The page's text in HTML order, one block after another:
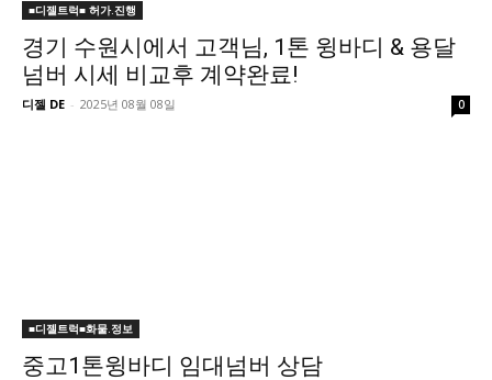
■디젤트럭■ 허가.진행
경기 수원시에서 고객님, 1톤 윙바디 & 용달
넘버 시세 비교후 계약완료!
디젤 DE - 2025년 08월 08일 0
■디젤트럭■화물.정보
중고1톤윙바디 임대넘버 상담